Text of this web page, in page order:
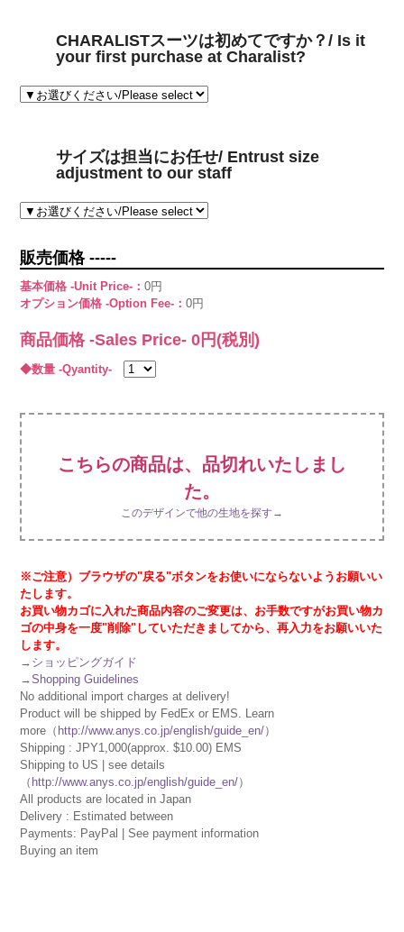
CHARALISTスーツは初めてですか？/ Is it
your first purchase at Charalist?
サイズは担当にお任せ/ Entrust size
adjustment to our staff
販売価格 -----
基本価格 -Unit Price-：0円
オプション価格 -Option Fee-：0円
商品価格 -Sales Price-0 円(税別)
◆数量 -Qyantity-
こちらの商品は、品切れいたしまし
た。
このデザインで他の生地を探す→
※ご注意）ブラウザの"戻る"ボタンをお使いにならないようお願いい
たします。
お買い物カゴに入れた商品内容のご変更は、お手数ですがお買い物カ
ゴの中身を一度"削除"していただきましてから、再入力をお願いいた
します。
→ ショッピングガイド
→Shopping Guidelines
No additional import charges at delivery!
Product will be shipped by FedEx or EMS. Learn
more（ http://www.anys.co.jp/english/guide_en/）
Shipping : JPY1,000(approx. $10.00) EMS
Shipping to US | see details
（ http://www.anys.co.jp/english/guide_en/）
All products are located in Japan
Delivery : Estimated between
Payments: PayPal | See payment information
Buying an item